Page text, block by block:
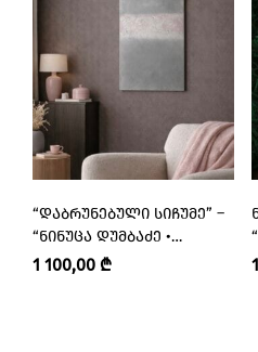
“ᲓᲐᲑᲠᲣᲜᲔᲑᲣᲚᲘ ᲡᲘᲩᲣᲛᲔ” –
“ᲜᲘᲜᲣᲪᲐ ᲓᲣᲛᲑᲐᲫᲔ •
NINUTSA DUMBADZE”
1 100,00 ₾